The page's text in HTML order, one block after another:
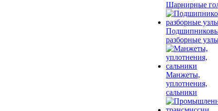
Шарнирные
разборные
Манжеты,
уплотнения,
сальники